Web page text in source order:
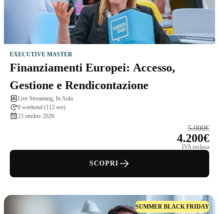
EXECUTIVE MASTER
Finanziamenti Europei: Accesso,
Gestione e Rendicontazione
Live Streaming, In Aula
8 weekend (112 ore)
23 ottobre 2026
5.000€
4.200€
IVA esclusa
SCOPRI
SUMMER BLACK FRIDAY